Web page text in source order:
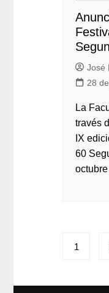
José
28
La
través
IX
60
1